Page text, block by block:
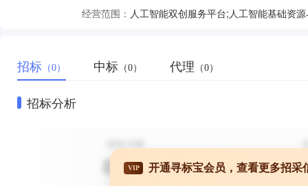
经营范围：
招标 （0） 中标 （0） 代理 （0）
招标分析
VIP 开通寻标宝会员，查看更多招采